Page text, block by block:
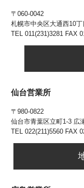
〒060-0042
札幌市中央区大通⻄10
TEL 011(231)3281 FAX
仙台営業所
〒980-0822
仙台市⻘葉区立町1-3 広
TEL 022(211)5560 FAX